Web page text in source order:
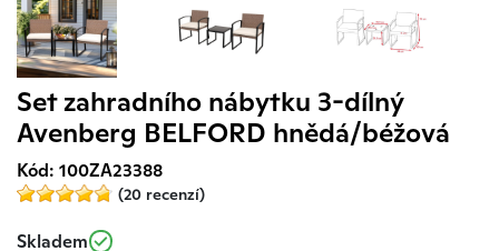
Set zahradního nábytku 3-dílný
Avenberg BELFORD hnědá/béžová
Kód: 100ZA23388
(20 recenzí)
Skladem